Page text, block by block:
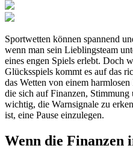
Sportwetten können spannend
wenn man sein Lieblingsteam
eines engen Spiels erlebt. Doch
Glücksspiels kommt es auf das
das Wetten von einem
die sich auf Finanzen,
wichtig, die Warnsignale zu
ist, eine Pause einzulegen.
Wenn die Finanzen